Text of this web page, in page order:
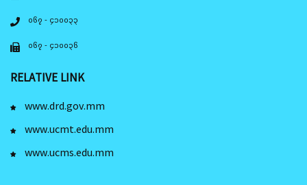
၀၆၇ - ၄၁၀၀၃၃
၀၆၇ - ၄၁၀၀၃၆
RELATIVE LINK
www.drd.gov.mm
www.ucmt.edu.mm
www.ucms.edu.mm